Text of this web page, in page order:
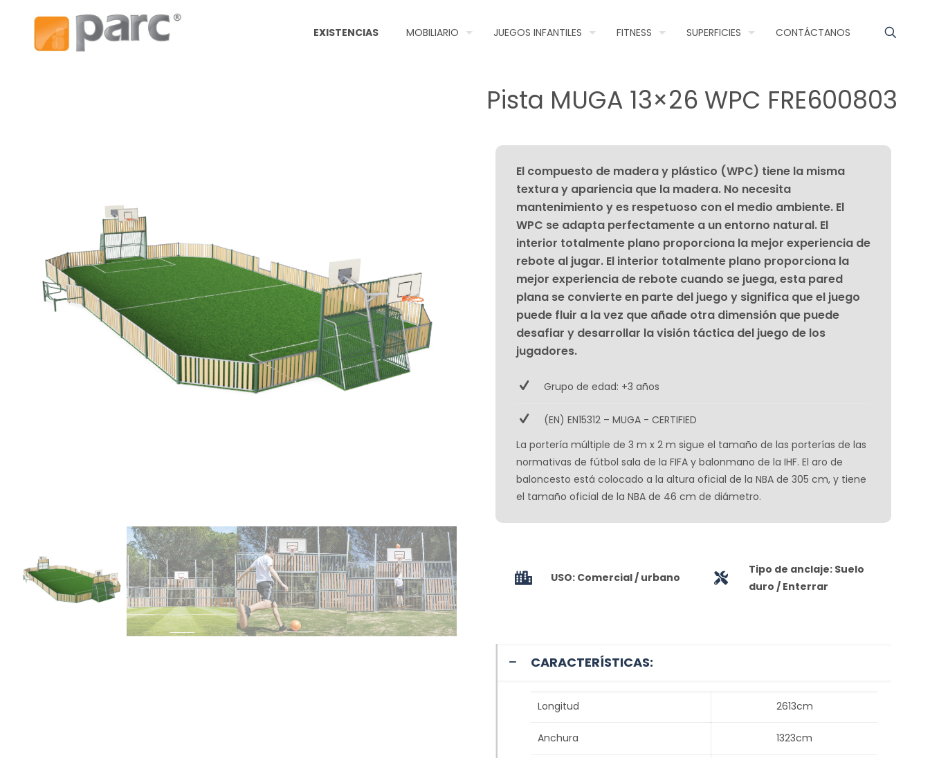
EXISTENCIAS MOBILIARIO JUEGOS INFANTILES FITNESS SUPERFICIES CONTÁCTANOS
Pista MUGA 13×26 WPC FRE600803
El compuesto de madera y plástico (WPC) tiene la misma
textura y apariencia que la madera. No necesita
mantenimiento y es respetuoso con el medio ambiente. El
WPC se adapta perfectamente a un entorno natural. El
interior totalmente plano proporciona la mejor experiencia de
rebote al jugar. El interior totalmente plano proporciona la
mejor experiencia de rebote cuando se juega, esta pared
plana se convierte en parte del juego y significa que el juego
puede fluir a la vez que añade otra dimensión que puede
desafiar y desarrollar la visión táctica del juego de los
jugadores.
Grupo de edad: +3 años
(EN) EN15312 – MUGA - CERTIFIED
La portería múltiple de 3 m x 2 m sigue el tamaño de las porterías de las
normativas de fútbol sala de la FIFA y balonmano de la IHF. El aro de
baloncesto está colocado a la altura oficial de la NBA de 305 cm, y tiene
el tamaño oficial de la NBA de 46 cm de diámetro.
USO: Comercial / urbano
Tipo de anclaje: Suelo
duro / Enterrar
CARACTERÍSTICAS:
Longitud 2613cm
Anchura 1323cm